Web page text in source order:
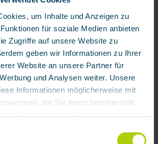
um Inhalte und Anzeigen zu
für soziale Medien anbieten
Zugriffe auf unsere Website zu
geben wir Informationen zu Ihrer
Website an unsere Partner für
und Analysen weiter. Unsere
Informationen möglicherweise mit
die Sie ihnen bereitgestellt
im Rahmen Ihrer Nutzung der Dienste
133284
/ Stück